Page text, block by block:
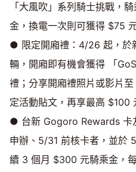
「大風吹」系列騎士挑戰，
金，換電一次則可獲得 $75
● 限定開廂禮：4/26 起，於
輛，開廂即有機會獲得 「
禮；分享開廂禮照片或影片
定活動貼文，再享最高 $100
● 台新 Gogoro Rewards 卡
申辦、5/31 前核卡者，並於
續 3 個月 $300 元騎乘金，